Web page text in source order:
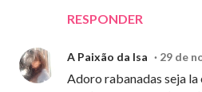
RESPONDER
A Paixão da Isa 29 de
Adoro rabanadas seja la